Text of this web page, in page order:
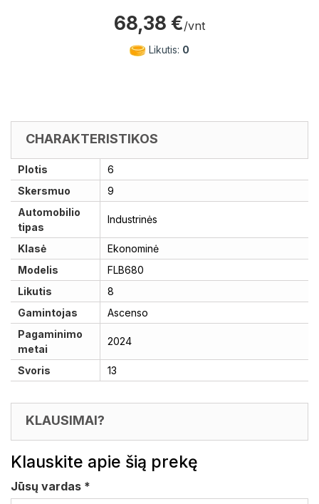
68,38 €/vnt
Likutis: 0
CHARAKTERISTIKOS
Plotis
6
Skersmuo
9
Automobilio
tipas
Industrinės
Klasė
Ekonominė
Modelis
FLB680
Likutis
8
Gamintojas
Ascenso
Pagaminimo
metai
2024
Svoris 13
KLAUSIMAI?
Klauskite apie šią prekę
Jūsų vardas *